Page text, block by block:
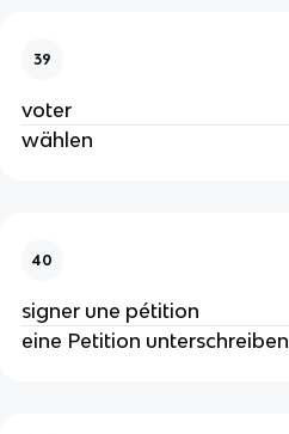
39
voter
wählen
40
signer une pétition
eine Petition unterschreiben